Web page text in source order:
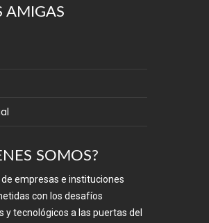
AMIGAS
SOMOS?
empresas e instituciones
con los desafíos
y tecnológicos a las puertas del